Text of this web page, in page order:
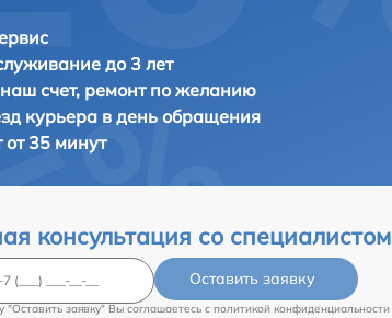
до 3 лет
счет, ремонт по желанию
курьера в день обращения
от 35 минут
консультация со специалистом
Оставить заявку
"Оставить заявку" Вы соглашаетесь c политикой конфиденциальности